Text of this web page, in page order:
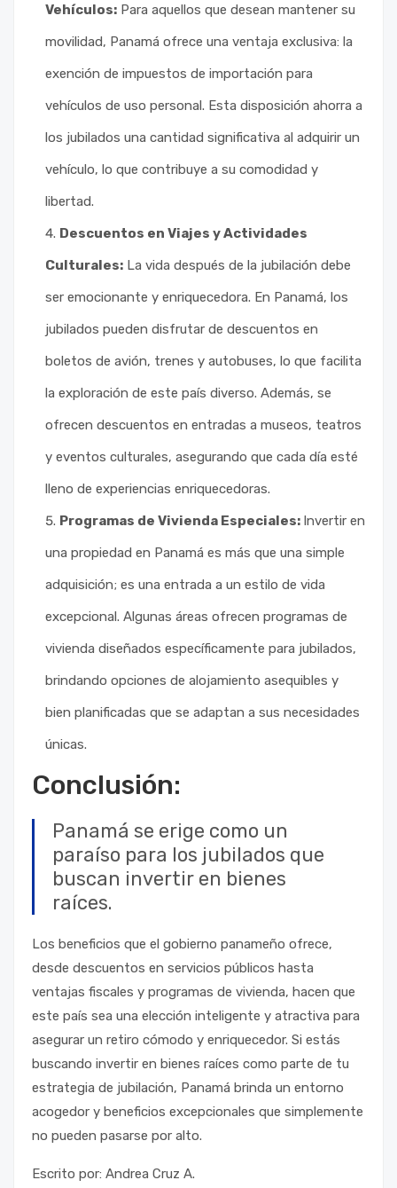
Vehículos: Para aquellos que desean mantener su
movilidad, Panamá ofrece una ventaja exclusiva: la
exención de impuestos de importación para
vehículos de uso personal. Esta disposición ahorra a
los jubilados una cantidad significativa al adquirir un
vehículo, lo que contribuye a su comodidad y
libertad.
Descuentos en Viajes y Actividades
Culturales: La vida después de la jubilación debe
ser emocionante y enriquecedora. En Panamá, los
jubilados pueden disfrutar de descuentos en
boletos de avión, trenes y autobuses, lo que facilita
la exploración de este país diverso. Además, se
ofrecen descuentos en entradas a museos, teatros
y eventos culturales, asegurando que cada día esté
lleno de experiencias enriquecedoras.
Programas de Vivienda Especiales: Invertir en
una propiedad en Panamá es más que una simple
adquisición; es una entrada a un estilo de vida
excepcional. Algunas áreas ofrecen programas de
vivienda diseñados específicamente para jubilados,
brindando opciones de alojamiento asequibles y
bien planificadas que se adaptan a sus necesidades
únicas.
Conclusión:
Panamá se erige como un
paraíso para los jubilados que
buscan invertir en bienes
raíces.
Los beneficios que el gobierno panameño ofrece,
desde descuentos en servicios públicos hasta
ventajas fiscales y programas de vivienda, hacen que
este país sea una elección inteligente y atractiva para
asegurar un retiro cómodo y enriquecedor. Si estás
buscando invertir en bienes raíces como parte de tu
estrategia de jubilación, Panamá brinda un entorno
acogedor y beneficios excepcionales que simplemente
no pueden pasarse por alto.
Escrito por: Andrea Cruz A.